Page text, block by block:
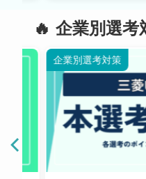
企業別選考
企業別選考対策